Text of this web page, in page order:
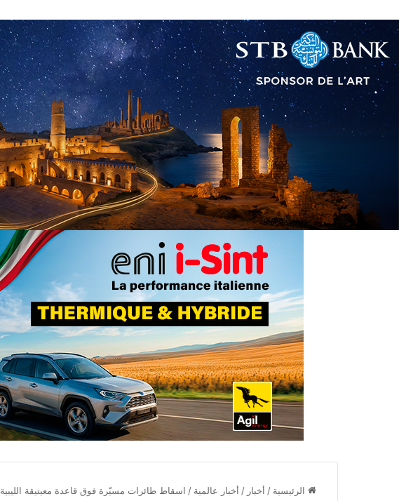
الرئيسية / أخبار / أخبار عالمية / اسقاط طائرات مسيّرة فوق قاعدة معيتيقة الليبية